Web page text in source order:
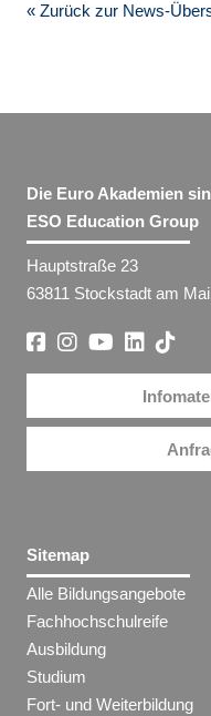
« Zurück zur News-
Die Euro Akademien
ESO Education Group
Hauptstraße 23
63811 Stockstadt am
Sitemap
Alle Bildungsangebote
Fachhochschulreife
Ausbildung
Studium
Fort- und Weiterbildung